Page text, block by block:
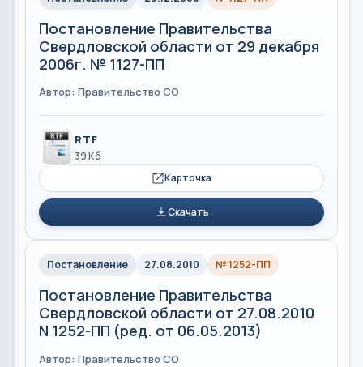
Постановление Правительства
Свердловской области от 29 декабря
2006г. № 1127-ПП
Автор: Правительство СО
RTF
39 Кб
Карточка
Скачать
Постановление 27.08.2010 № 1252-ПП
Постановление Правительства
Свердловской области от 27.08.2010
N 1252-ПП (ред. от 06.05.2013)
Автор: Правительство СО